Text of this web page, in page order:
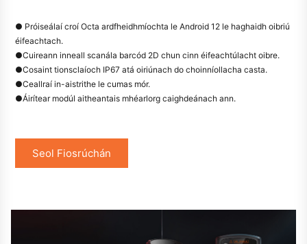
● Próiseálaí croí Octa ardfheidhmíochta le Android 12 le haghaidh oibriú
éifeachtach.
●Cuireann inneall scanála barcód 2D chun cinn éifeachtúlacht oibre.
●Cosaint tionsclaíoch IP67 atá oiriúnach do choinníollacha casta.
●Ceallraí in-aistrithe le cumas mór.
●Áirítear modúl aitheantais mhéarlorg caighdeánach ann.
Seol Fiosrúchán